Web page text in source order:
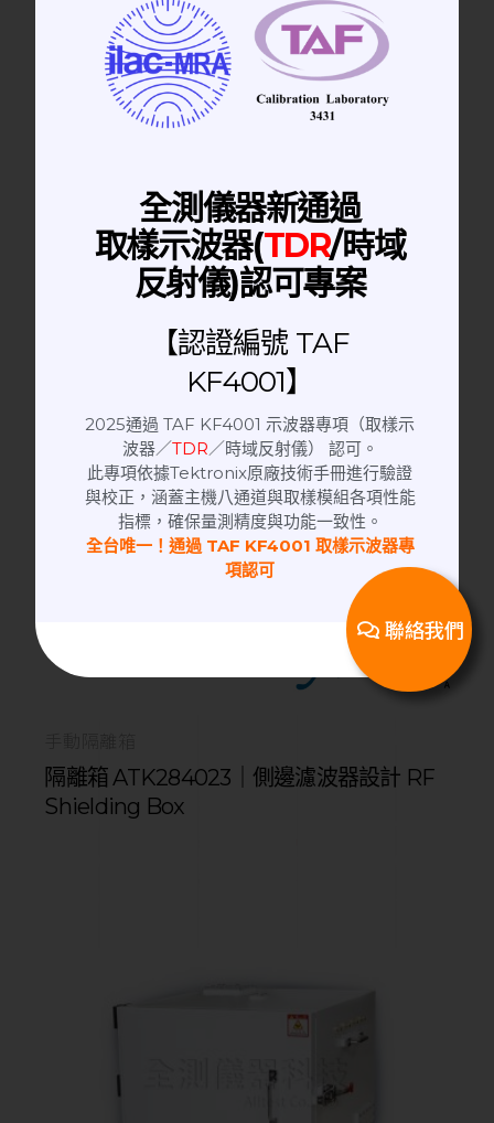
手動隔離箱
RF Shielding Box 手動隔離箱｜客製萬用
隔離箱 ATK284023｜側邊濾波器設計 RF
Shielding Box
全測儀器新通過
取樣示波器(TDR/時域
反射儀)認可專案
【認證編號 TAF
KF4001】
2025通過 TAF KF4001 示波器專項（取樣示
波器／TDR／時域反射儀） 認可。
此專項依據Tektronix原廠技術手冊進行驗證
與校正，涵蓋主機八通道與取樣模組各項性能
指標，確保量測精度與功能一致性。
全台唯一！通過 TAF KF4001 取樣示波器專
項認可
聯絡我們